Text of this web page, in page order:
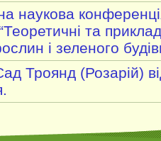
наукова
та
і зеленого
Троянд (Розарій)